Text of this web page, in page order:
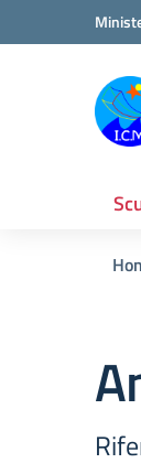
Vai ai contenuti
Vai al menu di